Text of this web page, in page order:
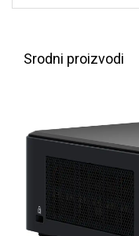
ALAT I
OUTLET
Srodni proizvodi